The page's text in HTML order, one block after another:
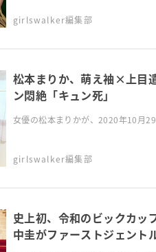
girlswalker編集部
松本まりか、萌え袖×上目
ン悶絶「キュン死」
女優の松本まりかが、2020年10月
girlswalker編集部
史上初、令和のビックカッ
中圭がファーストジェント